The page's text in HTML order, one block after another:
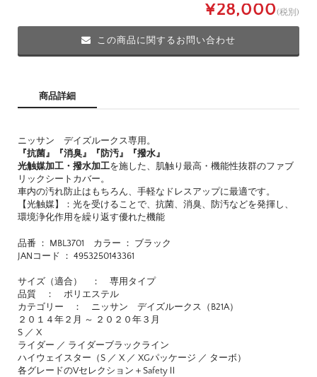
¥28,000(税別)
この商品に関するお問い合わせ
商品詳細
ニッサン デイズルークス専用。
『抗菌』『消臭』『防汚』『撥水』
光触媒加工・撥水加工を施した、肌触り最高・機能性抜群のファブ
リックシートカバー。
車内の汚れ防止はもちろん、手軽なドレスアップに最適です。
【光触媒】：光を受けることで、抗菌、消臭、防汚などを発揮し、
環境浄化作用を繰り返す優れた機能
品番 ： MBL3701 カラー ： ブラック
JANコード ： 4953250143361
サイズ（適合） ： 専用タイプ
品質 ： ポリエステル
カテゴリー ： ニッサン デイズルークス（B21A）
２０１４年２月 ～ ２０２０年３月
S ／ X
ライダー ／ ライダーブラックライン
ハイウェイスター（S ／ X ／ XGパッケージ ／ ターボ）
各グレードのVセレクション＋SafetyⅡ